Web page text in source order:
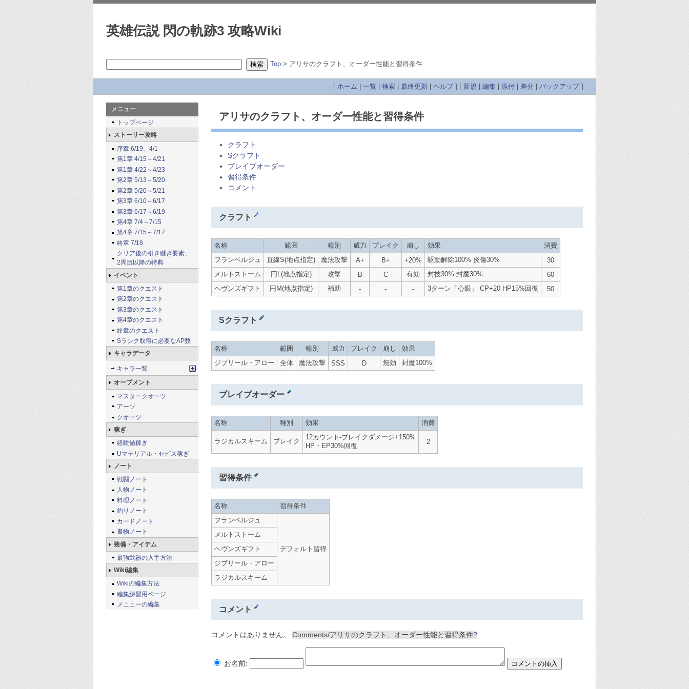
英雄伝説 閃の軌跡3 攻略Wiki
Top > アリサのクラフト、オーダー性能と習得条件
[ ホーム 一覧 検索 最終更新 ヘルプ] [ 新規 編集 添付 差分 バックアップ]
アリサのクラフト、オーダー性能と習得条件
クラフト
Sクラフト
ブレイブオーダー
習得条件
コメント
クラフト
名称 範囲 種別 威力 ブレイク 崩し 効果
消費
フランベルジュ
直線S(地点指定) 魔法攻撃 A+ B+ +20% 駆動解除100% 炎傷30%
30
メルトストーム
円L(地点指定) 攻撃 B C 有効 封技30% 封魔30%
60
ヘヴンズギフト
円M(地点指定) 補助 - - - 3ターン「心眼」 CP+20 HP15%回復 50
Sクラフト
名称 範囲 種別 威力 ブレイク 崩し
効果
ジブリール・アロー
全体 魔法攻撃 SSS D 無効 封魔100%
ブレイブオーダー
名称 種別 効果 消費
ラジカルスキーム ブレイク
12カウント-ブレイクダメージ+150%
HP・EP30%回復
2
習得条件
名称
習得条件
フランベルジュ
デフォルト習得
メルトストーム
ヘヴンズギフト
ジブリール・アロー
ラジカルスキーム
コメント
コメントはありません。 Comments/アリサのクラフト、オーダー性能と習得条件?
お名前:
メニュー
トップページ
ストーリー攻略
序章 6/19、4/1
第1章 4/15～4/21
第1章 4/22～4/23
第2章 5/13～5/20
第2章 5/20～5/21
第3章 6/10～6/17
第3章 6/17～6/19
第4章 7/4～7/15
第4章 7/15～7/17
終章 7/18
クリア後の引き継ぎ要素、
2周目以降の特典
イベント
第1章のクエスト
第2章のクエスト
第3章のクエスト
第4章のクエスト
終章のクエスト
Sランク取得に必要なAP数
キャラデータ
キャラ一覧
オーブメント
マスタークオーツ
アーツ
クオーツ
稼ぎ
経験値稼ぎ
Uマテリアル・セピス稼ぎ
ノート
戦闘ノート
人物ノート
料理ノート
釣りノート
カードノート
書物ノート
装備・アイテム
最強武器の入手方法
Wiki編集
Wikiの編集方法
編集練習用ページ
メニューの編集